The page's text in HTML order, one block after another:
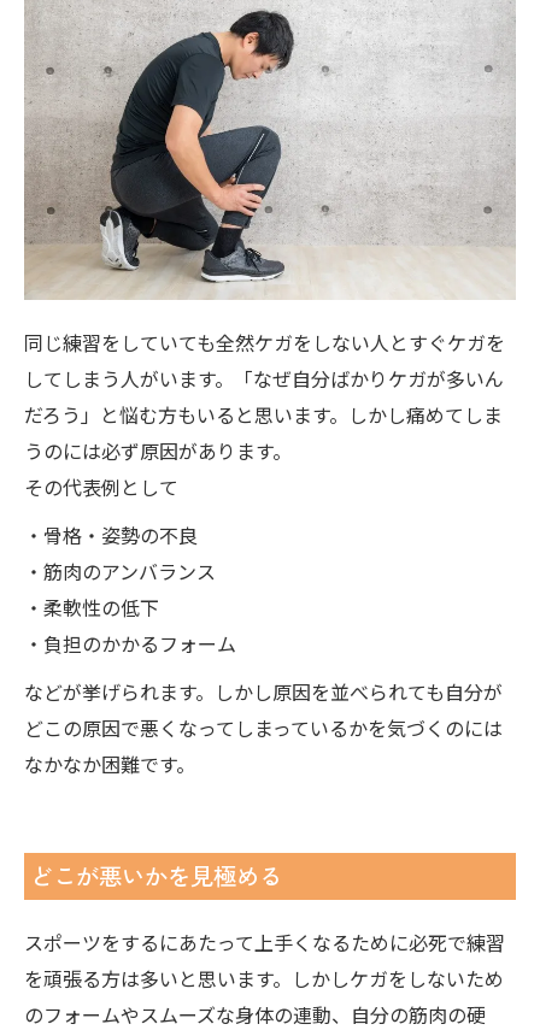
同じ練習をしていても全然ケガをしない人とすぐケガを
してしまう人がいます。「なぜ自分ばかりケガが多いん
だろう」と悩む方もいると思います。しかし痛めてしま
うのには必ず原因があります。
その代表例として
・骨格・姿勢の不良
・筋肉のアンバランス
・柔軟性の低下
・負担のかかるフォーム
などが挙げられます。しかし原因を並べられても自分が
どこの原因で悪くなってしまっているかを気づくのには
なかなか困難です。
どこが悪いかを見極める
スポーツをするにあたって上手くなるために必死で練習
を頑張る方は多いと思います。しかしケガをしないため
のフォームやスムーズな身体の連動、自分の筋肉の硬